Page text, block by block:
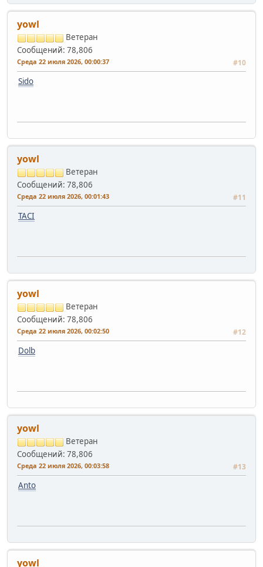
yowl
Ветеран
Сообщений: 78,806
Среда 22 июля 2026, 00:00:37 #10
Sido
yowl
Ветеран
Сообщений: 78,806
Среда 22 июля 2026, 00:01:43 #11
TACI
yowl
Ветеран
Сообщений: 78,806
Среда 22 июля 2026, 00:02:50 #12
Dolb
yowl
Ветеран
Сообщений: 78,806
Среда 22 июля 2026, 00:03:58 #13
Anto
yowl